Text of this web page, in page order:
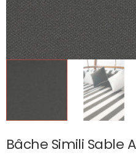
Bâche Simili Sable